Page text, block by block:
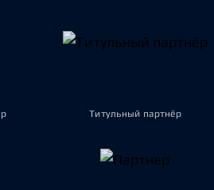
Титульный партнёр